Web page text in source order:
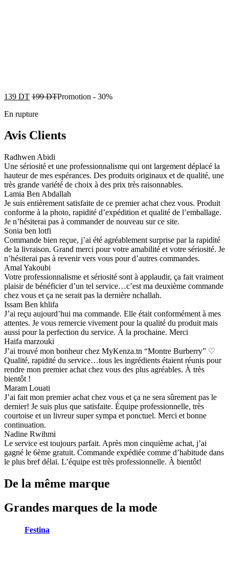
139 DT 199DTPromotion - 30%
En rupture
Avis Clients
Radhwen Abidi
Une sériosité et une professionnalisme qui ont largement déplacé la
hauteur de mes espérances. Des produits originaux et de qualité, une
très grande variété de choix à des prix très raisonnables.
Lamia Ben Abdallah
Je suis entièrement satisfaite de ce premier achat chez vous. Produit
conforme à la photo, rapidité d’expédition et qualité de l’emballage.
Je n’hésiterai pas à commander de nouveau sur ce site.
Sonia ben lotfi
Commande bien reçue, j’ai été agréablement surprise par la rapidité
de la livraison. Grand merci pour votre amabilité et votre sériosité. Je
n’hésiterai pas à revenir vers vous pour d’autres commandes.
Amal Yakoubi
Votre professionnalisme et sériosité sont à applaudir, ça fait vraiment
plaisir de bénéficier d’un tel service…c’est ma deuxième commande
chez vous et ça ne serait pas la dernière nchallah.
Issam Ben khlifa
J’ai reçu aujourd’hui ma commande. Elle était conformément à mes
attentes. Je vous remercie vivement pour la qualité du produit mais
aussi pour la perfection du service. À la prochaine. Merci
Haifa marzouki
J’ai trouvé mon bonheur chez MyKenza.tn “Montre Burberry” ♡
Qualité, rapidité du service…tous les ingrédients étaient réunis pour
rendre mon premier achat chez vous des plus agréables. À très
bientôt !
Maram Louati
J’ai fait mon premier achat chez vous et ça ne sera sûrement pas le
dernier! Je suis plus que satisfaite. Équipe professionnelle, très
courtoise et un livreur super sympa et ponctuel. Merci et bonne
continuation.
Nadine Rwihmi
Le service est toujours parfait. Après mon cinquième achat, j’ai
gagné le 6ème gratuit. Commande expédiée comme d’habitude dans
le plus bref délai. L’équipe est très professionnelle. À bientôt!
De la même marque
Grandes marques de la mode
Festina